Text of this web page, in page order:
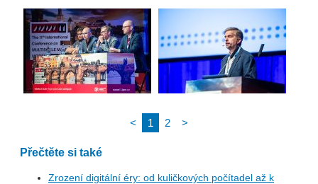
< 1 2 >
Přečtěte si také
Zrození digitální éry: od kuličkových počítadel až k